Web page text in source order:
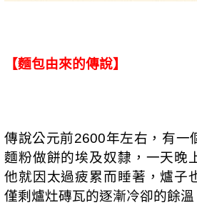
【麵包由來的傳說】
傳說公元前2600年左右，有一
麵粉做餅的埃及奴隸，一天晚
他就因太過疲累而睡著，爐子
僅剩爐灶磚瓦的逐漸冷卻的餘溫